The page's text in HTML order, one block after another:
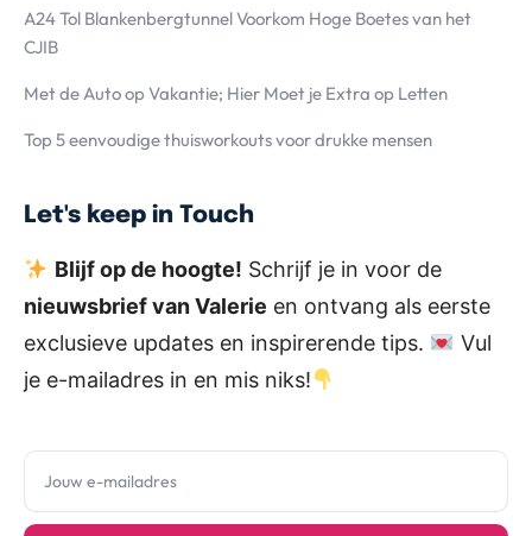
A24 Tol Blankenbergtunnel Voorkom Hoge Boetes van het
CJIB
Met de Auto op Vakantie; Hier Moet je Extra op Letten
Top 5 eenvoudige thuisworkouts voor drukke mensen
Let's keep in Touch
Blijf op de hoogte! Schrijf je in voor de
nieuwsbrief van Valerie en ontvang als eerste
exclusieve updates en inspirerende tips.
Vul
je e-mailadres in en mis niks!